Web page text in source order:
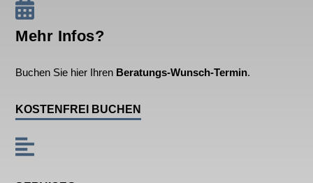
Mehr Infos?
Buchen Sie hier Ihren Beratungs-Wunsch-Termin.
KOSTENFREI BUCHEN